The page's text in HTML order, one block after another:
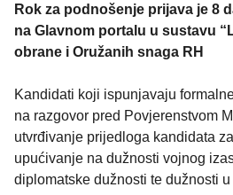
Rok za podnošenje prijava je 8
na Glavnom portalu u sustavu
obrane i Oružanih snaga RH
Kandidati koji ispunjavaju
na razgovor pred Povjerenstvom
utvrđivanje prijedloga kandidata
upućivanje na dužnosti vojnog
diplomatske dužnosti te dužnosti